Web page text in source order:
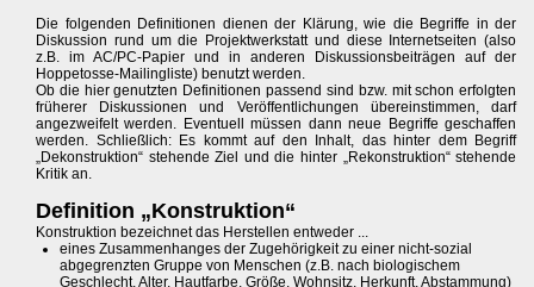
Die folgenden Definitionen dienen der Klärung, wie die Begriffe in der
Diskussion rund um die Projektwerkstatt und diese Internetseiten (also
z.B. im AC/PC-Papier und in anderen Diskussionsbeiträgen auf der
Hoppetosse-Mailingliste) benutzt werden.
Ob die hier genutzten Definitionen passend sind bzw. mit schon erfolgten
früherer Diskussionen und Veröffentlichungen übereinstimmen, darf
angezweifelt werden. Eventuell müssen dann neue Begriffe geschaffen
werden. Schließlich: Es kommt auf den Inhalt, das hinter dem Begriff
„Dekonstruktion“ stehende Ziel und die hinter „Rekonstruktion“ stehende
Kritik an.
Definition „Konstruktion“
Konstruktion bezeichnet das Herstellen entweder ...
eines Zusammenhanges der Zugehörigkeit zu einer nicht-sozial
abgegrenzten Gruppe von Menschen (z.B. nach biologischem
Geschlecht, Alter, Hautfarbe, Größe, Wohnsitz, Herkunft, Abstammung)